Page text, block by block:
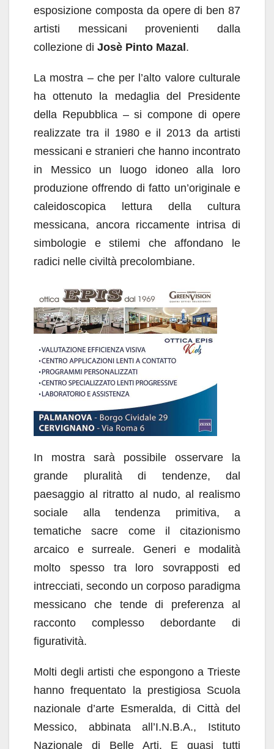
esposizione composta da opere di ben 87
artisti messicani provenienti dalla
collezione di Josè Pinto Mazal .
La mostra – che per l’alto valore culturale
ha ottenuto la medaglia del Presidente
della Repubblica – si compone di opere
realizzate tra il 1980 e il 2013 da artisti
messicani e stranieri che hanno incontrato
in Messico un luogo idoneo alla loro
produzione offrendo di fatto un’originale e
caleidoscopica lettura della cultura
messicana, ancora riccamente intrisa di
simbologie e stilemi che affondano le
radici nelle civiltà precolombiane.
In mostra sarà possibile osservare la
grande pluralità di tendenze, dal
paesaggio al ritratto al nudo, al realismo
sociale alla tendenza primitiva, a
tematiche sacre come il citazionismo
arcaico e surreale. Generi e modalità
molto spesso tra loro sovrapposti ed
intrecciati, secondo un corposo paradigma
messicano che tende di preferenza al
racconto complesso debordante di
figuratività.
Molti degli artisti che espongono a Trieste
hanno frequentato la prestigiosa Scuola
nazionale d’arte Esmeralda, di Città del
Messico, abbinata all’I.N.B.A., Istituto
Nazionale di Belle Arti. E quasi tutti